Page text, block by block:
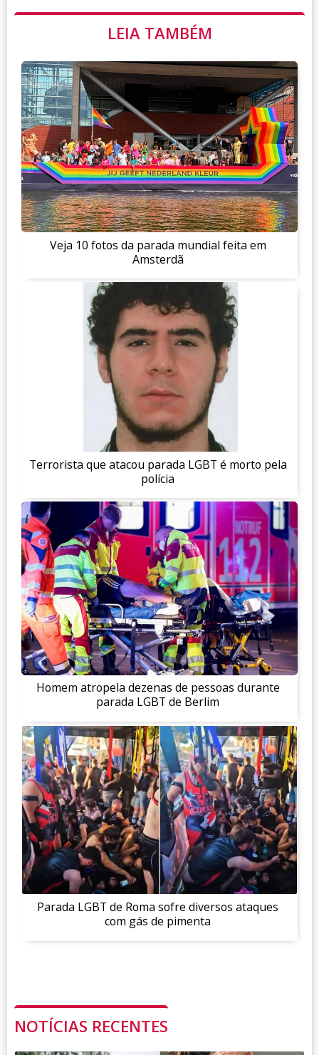
LEIA TAMBÉM
Veja 10 fotos da parada mundial feita em
Amsterdã
Terrorista que atacou parada LGBT é morto pela
polícia
Homem atropela dezenas de pessoas durante
parada LGBT de Berlim
Parada LGBT de Roma sofre diversos ataques
com gás de pimenta
NOTÍCIAS RECENTES